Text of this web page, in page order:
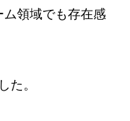
領域でも存在感
た。